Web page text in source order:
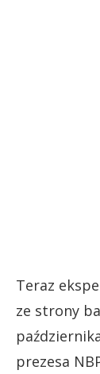
Teraz
ze strony
prezesa